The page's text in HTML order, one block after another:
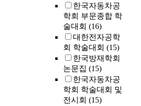
한국자동차공
학회 부문종합 학
술대회 (16)
대한전자공학
회 학술대회 (15)
한국방재학회
논문집 (15)
한국자동차공
학회 학술대회 및
전시회 (15)